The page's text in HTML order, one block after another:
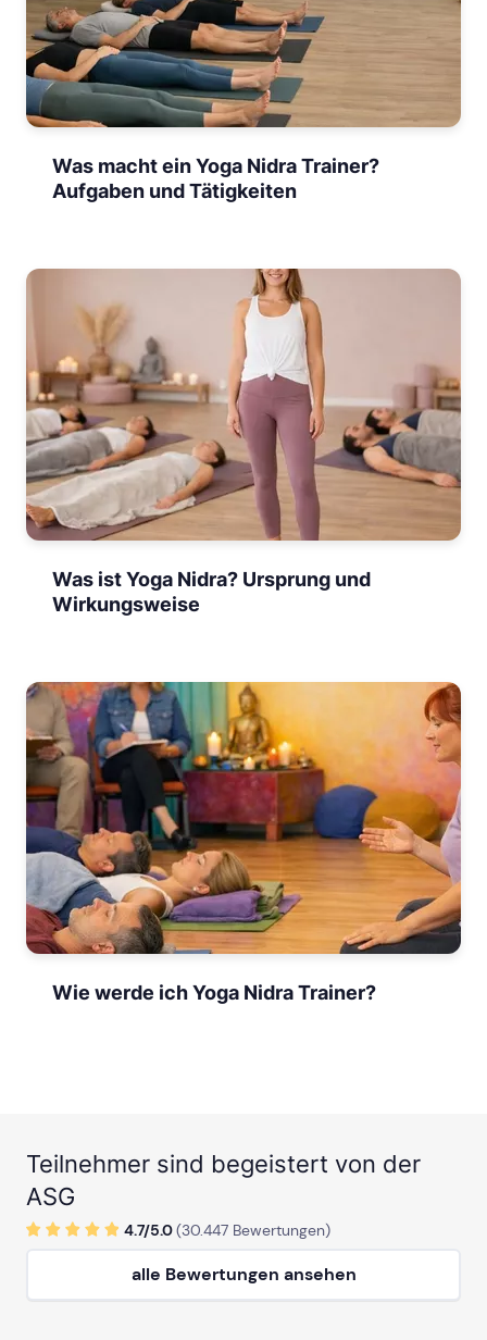
Was macht ein Yoga Nidra Trainer?
Aufgaben und Tätigkeiten
Was ist Yoga Nidra? Ursprung und
Wirkungsweise
Wie werde ich Yoga Nidra Trainer?
Teilnehmer sind begeistert von der
ASG
4.7/5.0(30.447 Bewertungen)
alle Bewertungen ansehen